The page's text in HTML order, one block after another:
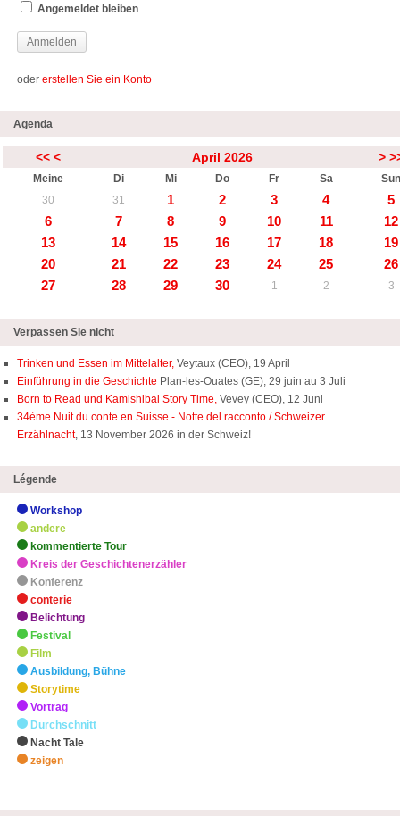
Angemeldet bleiben
oder erstellen Sie ein Konto
Agenda
<< < April 2026 >
Meine Di Mi Do Fr Sa
Sun
30
31 1 2 3 4
5
6
7 8 9 10 11
12
13
14 15 16 17 18
19
20
21 22 23 24 25
26
27
28 29 30 1 2 3
Verpassen Sie nicht
Trinken und Essen im Mittelalter, Veytaux (CEO), 19 April
Einführung in die Geschichte Plan-les-Ouates (GE), 29 juin au 3 Juli
Born to Read und Kamishibai Story Time, Vevey (CEO), 12 Juni
34ème Nuit du conte en Suisse - Notte del racconto / Schweizer
Erzählnacht, 13 November 2026 in der Schweiz!
Légende
Workshop
andere
kommentierte Tour
Kreis der Geschichtenerzähler
Konferenz
conterie
Belichtung
Festival
Film
Ausbildung, Bühne
Storytime
Vortrag
Durchschnitt
Nacht Tale
zeigen